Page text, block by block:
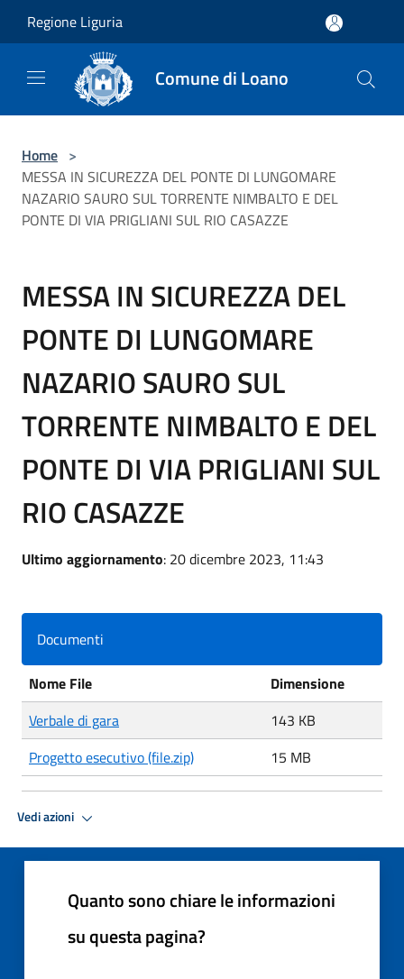
Regione Liguria
Comune di Loano
Home >
MESSA IN SICUREZZA DEL PONTE DI LUNGOMARE
NAZARIO SAURO SUL TORRENTE NIMBALTO E DEL
PONTE DI VIA PRIGLIANI SUL RIO CASAZZE
MESSA IN SICUREZZA DEL
PONTE DI LUNGOMARE
NAZARIO SAURO SUL
TORRENTE NIMBALTO E DEL
PONTE DI VIA PRIGLIANI SUL
RIO CASAZZE
Ultimo aggiornamento: 20 dicembre 2023, 11:43
Documenti
Nome File
Dimensione
Verbale di gara
143 KB
Progetto esecutivo (file.zip)
15 MB
Vedi azioni
Quanto sono chiare le informazioni
su questa pagina?